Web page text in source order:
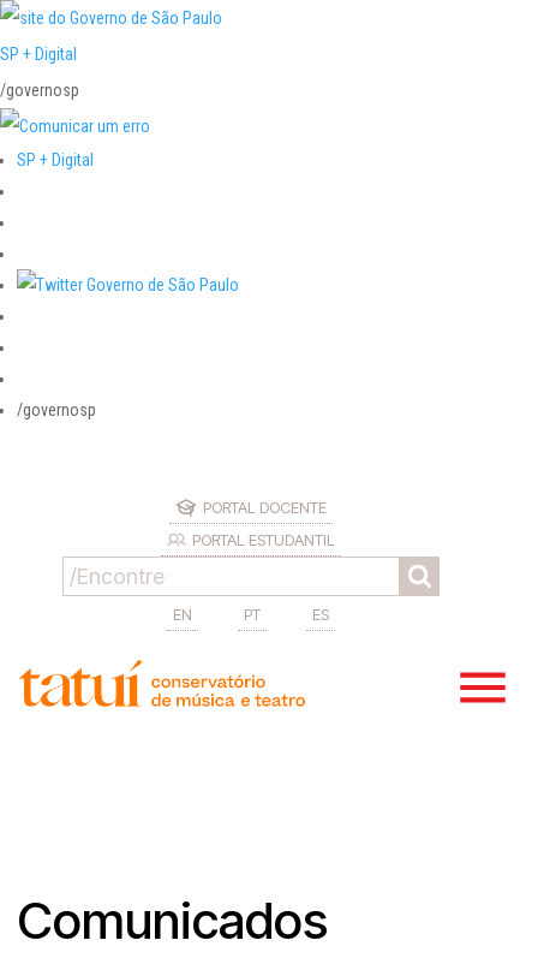
SP + Digital
/governosp
SP + Digital
/governosp
PORTAL DOCENTE
PORTAL ESTUDANTIL
EN PT ES
Comunicados